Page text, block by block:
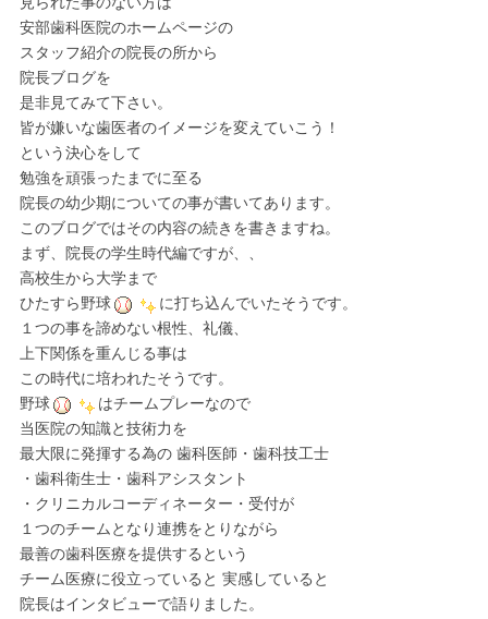
安部歯科医院のホームページの
スタッフ紹介の院長の所から
院長ブログを
是非見てみて下さい。
皆が嫌いな歯医者のイメージを変えていこう！
という決心をして
勉強を頑張ったまでに至る
院長の幼少期についての事が書いてあります。
このブログではその内容の続きを書きますね。
まず、院長の学生時代編ですが、、
高校生から大学まで
ひたすら野球
に打ち込んでいたそうです。
１つの事を諦めない根性、礼儀、
上下関係を重んじる事は
この時代に培われたそうです。
野球
はチームプレーなので
当医院の知識と技術力を
最大限に発揮する為の 歯科医師・歯科技工士
・歯科衛生士・歯科アシスタント
・クリニカルコーディネーター・受付が
１つのチームとなり連携をとりながら
最善の歯科医療を提供するという
チーム医療に役立っていると 実感していると
院長はインタビューで語りました。